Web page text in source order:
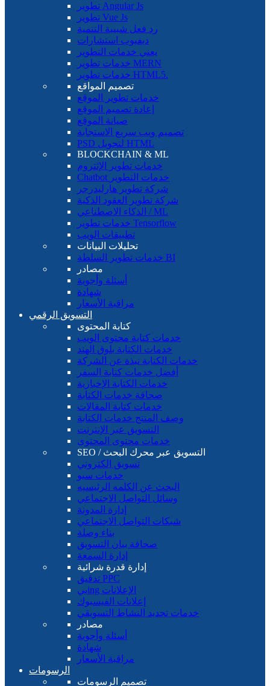
تطوير Angular Js
تطوير Vue Js
رد فعل شبيبة التنمية
ديفيوب استشارات
يعني خدمات التطوير
خدمات تطوير MERN
خدمات تطوير HTML5.
تصميم المواقع
خدمات تطوير الموقع
إعادة تصميم الموقع
صيانة الموقع
تصميم ويب سريع الاستجابة
PSD لتحويل HTML
BLOCKCHAIN ​​& ML
خدمات تطوير الإثتروم
Chatbot خدمات التطوير
شركة تطوير هارليدرجر
شركة تطوير العقود الذكية
الذكاء الاصطناعي / ML
خدمات تطوير Tensorflow
تطبيقات الويب
تحليلات البيانات
خدمات تطوير السلطة BI
مصادر
أسئلة وأجوبة
شهادة
مراقبة الأسعار
التسويق الرقمي
كتابة المحتوى
خدمات كتابة محتوى الويب
خدمات الكتابة بلوق الهند
خدمات الكتابة نبذة عن الشركة
أفضل خدمات كتابة السفر
خدمات الكتابة الإخبارية
صحافة خدمات الكتابة
خدمات كتابة المقالات
وصف المنتج خدمات الكتابة
التسويق عبر الإنترنت
خدمات محتوى المحتوى
SEO / التسويق عبر محرك البحث
تسويق الكتروني
خدمات سيو
البحث عن الكلمه الرئيسيه
وسائل التواصل الاجتماعي
إدارة المدونة
شبكات التواصل الاجتماعي
بناء وصلة
صحافة بيان التسويق
إدارة السمعة
إدارة قدرة شرائية
تدقيق PPC
بيing الإعلانات
إعلانات الفيسبوك
خدمات تجديد النشاط التسويقي
مصادر
أسئلة وأجوبة
شهادة
مراقبة الأسعار
الرسومات
تصميم الرسومات